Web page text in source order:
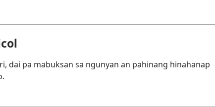
dai pa mabuksan sa ngunyan an pahinang hinahanap